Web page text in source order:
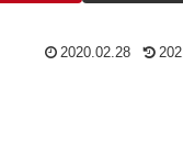
2020.02.28